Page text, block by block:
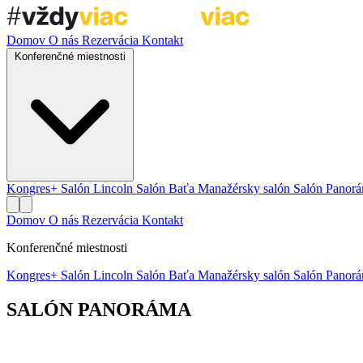
Domov O nás Rezervácia Kontakt
Kongres+ Salón Lincoln Salón Baťa Manažérsky salón Salón
Domov O nás Rezervácia Kontakt
Konferenčné miestnosti
Kongres+ Salón Lincoln Salón Baťa Manažérsky salón Salón
SALÓN PANORÁMA